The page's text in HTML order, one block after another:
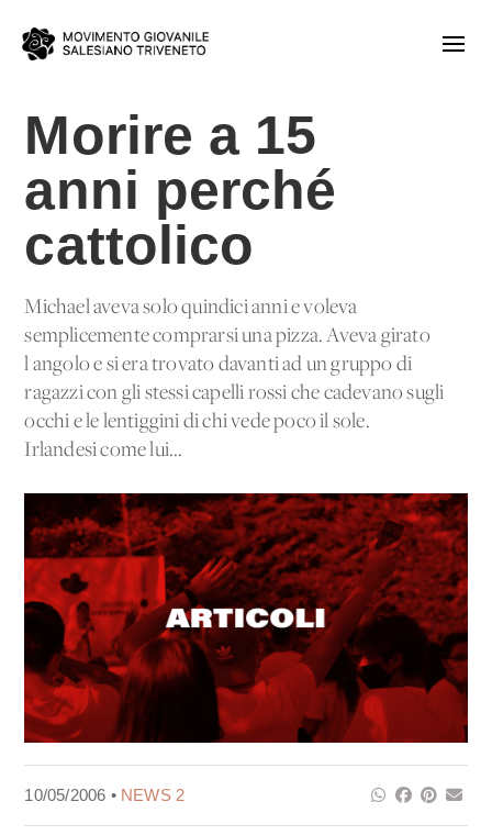
Morire a 15
anni perché
cattolico
Michael aveva solo quindici anni e voleva
semplicemente comprarsi una pizza. Aveva girato
l'angolo e si era trovato davanti ad un gruppo di
ragazzi con gli stessi capelli rossi che cadevano sugli
occhi e le lentiggini di chi vede poco il sole.
Irlandesi come lui...
10/05/2006 • NEWS 2